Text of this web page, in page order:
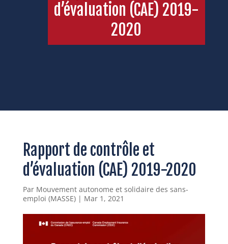
d’évaluation (CAE) 2019-
2020
Rapport de contrôle et
d’évaluation (CAE) 2019-2020
Par Mouvement autonome et solidaire des sans-
emploi (MASSE)| Mar 1, 2021